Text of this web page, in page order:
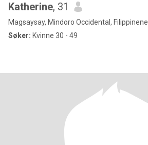
Katherine, 31
Magsaysay, Mindoro Occidental, Filippinene
Søker: Kvinne 30 - 49